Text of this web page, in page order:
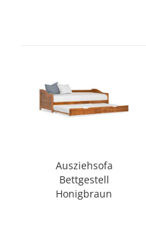
Ausziehsofa
Bettgestell
Honigbraun